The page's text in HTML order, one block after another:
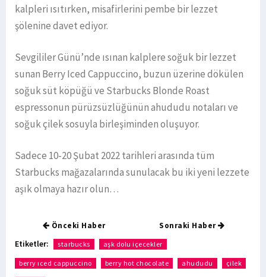
kalpleri ısıtırken, misafirlerini pembe bir lezzet
şölenine davet ediyor.
Sevgililer Günü’nde ısınan kalplere soğuk bir lezzet
sunan Berry Iced Cappuccino, buzun üzerine dökülen
soğuk süt köpüğü ve Starbucks Blonde Roast
espressonun pürüzsüzlüğünün ahududu notaları ve
soğuk çilek sosuyla birleşiminden oluşuyor.
Sadece 10-20 Şubat 2022 tarihleri arasında tüm
Starbucks mağazalarında sunulacak bu iki yeni lezzete
aşık olmaya hazır olun…
Önceki Haber Sonraki Haber
Etiketler: starbucks aşk dolu içecekler
berry ıced cappuccino berry hot chocolate ahududu çilek